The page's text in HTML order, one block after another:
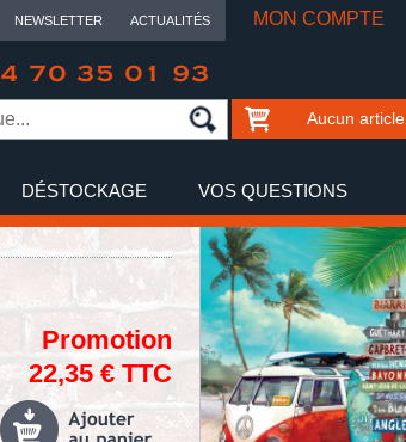
NEWSLETTER ACTUALITÉS MON COMPTE
70 35 01 93
Aucun article
DÉSTOCKAGE VOS QUESTIONS
Promotion
22,35 € TTC